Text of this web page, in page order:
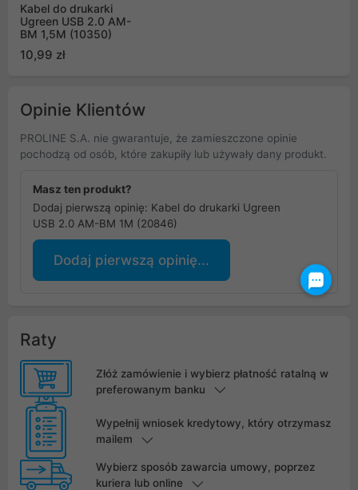
Kabel do drukarki
Ugreen USB 2.0 AM-
BM 1,5M (10350)
10,99 zł
Opinie Klientów
PROLINE S.A. nie gwarantuje, że zamieszczone opinie
pochodzą od osób, które zakupiły lub używały dany produkt.
Masz ten produkt?
Dodaj pierwszą opinię: Kabel do drukarki Ugreen
USB 2.0 AM-BM 1M (20846)
Dodaj pierwszą opinię...
Raty
Złóż zamówienie i wybierz płatność ratalną w
preferowanym banku
Wypełnij wniosek kredytowy, który otrzymasz
mailem
Wybierz sposób zawarcia umowy, poprzez
kuriera lub online